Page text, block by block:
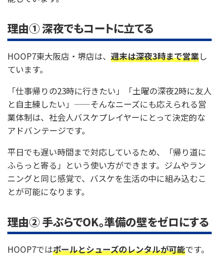
理由① 深夜でもコートに立てる
HOOP7東大阪店・堺店は、 週末は深夜3時まで営業し
ています。
「仕事帰りの23時に行きたい」「土曜の深夜2時に友人
と自主練したい」——そんなニーズにも応えられる営
業体制は、社会人バスケプレイヤーにとって決定的な
アドバンテージです。
平日でも遅い時間まで対応しているため、「帰り道に
ふらっと寄る」という使い方ができます。ジムやラン
ニングと同じ感覚で、バスケを生活の中に組み込むこ
とが可能になります。
理由② 手ぶらでOK。準備の壁をゼロにする
HOOP7ではボールとシューズのレンタルが可能です。